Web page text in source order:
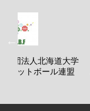
社団法人北海道大学
ケットボール連盟